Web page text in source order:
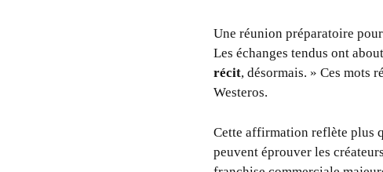
Une réunion préparatoire
Les échanges tendus ont
récit, désormais. » Ces mots
Westeros.
Cette affirmation reflète plus
peuvent éprouver les